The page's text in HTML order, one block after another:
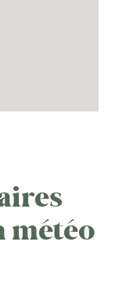
météo